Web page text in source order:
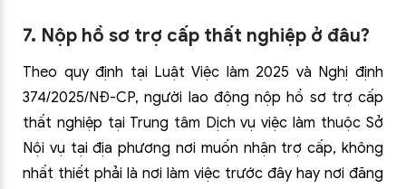
7. Nộp hồ sơ trợ cấp thất nghiệp ở đâu?
Theo quy định tại Luật Việc làm 2025 và Nghị định
374/2025/NĐ-CP, người lao động nộp hồ sơ trợ cấp
thất nghiệp tại Trung tâm Dịch vụ việc làm thuộc Sở
Nội vụ tại địa phương nơi muốn nhận trợ cấp, không
nhất thiết phải là nơi làm việc trước đây hay nơi đăng